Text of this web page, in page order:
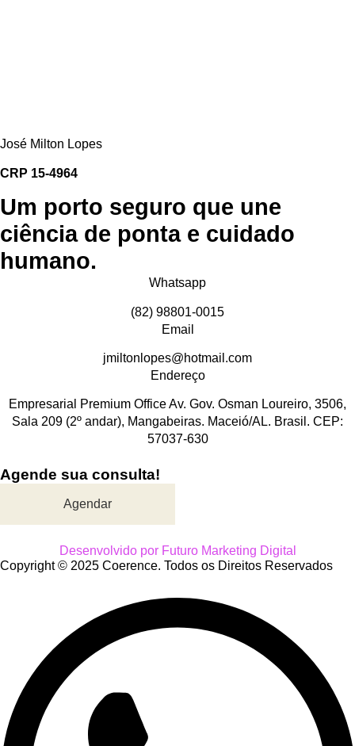
José Milton Lopes​
CRP 15-4964
Um porto seguro que une
ciência de ponta e cuidado
humano.
Whatsapp
(82) 98801-0015
Email
jmiltonlopes@hotmail.com
Endereço
Empresarial Premium Office Av. Gov. Osman Loureiro, 3506,
Sala 209 (2º andar), Mangabeiras. Maceió/AL. Brasil. CEP:
57037-630
Agende sua consulta!
Agendar
Desenvolvido por Futuro Marketing Digital
Copyright © 2025 Coerence. Todos os Direitos Reservados